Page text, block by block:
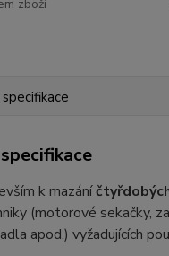
zboží
k mazání
(motorové sekačky,
apod.) vyžadujících